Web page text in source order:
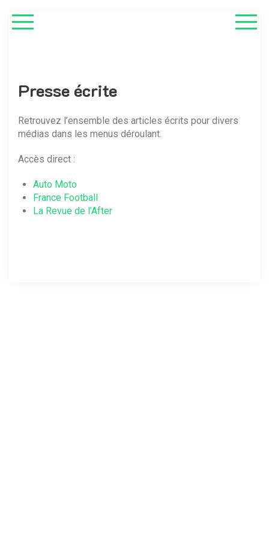
Presse écrite
Retrouvez l’ensemble des articles écrits pour divers
médias dans les menus déroulant.
Accès direct :
Auto Moto
France Football
La Revue de l’After